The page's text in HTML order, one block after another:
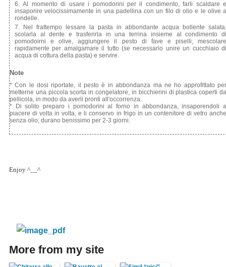
Al momento di usare i pomodorini per il condimento, farli scaldare
insaporire velocissimamente in una padellina con un filo di olio e le olive
rondelle.
Nel frattempo lessare la pasta in abbondante acqua bollente
scolarla al dente e trasferirla in una terrina insieme al condimento
pomodoirni e olive, aggiungere il pesto di fave e piselli,
rapidamente per amalgamare il tutto (se necessario unire un cucchiaio
acqua di cottura della pasta) e servire.
Note
* Con le dosi riportate, il pesto è in abbondanza ma ne ho approfittato
metterne una piccola scorta in congelatore, in bicchierini di plastica coperti
pellicola, in modo da averli pronti all'occorrenza.
* Di solito preparo i pomodorini al forno in abbondanza, insaporendoli
piacere di volta in volta, e li conservo in frigo in un contenitore di vetro
senza olio; durano benissimo per 2-3 giorni.
Enjoy ^__^
More from my site